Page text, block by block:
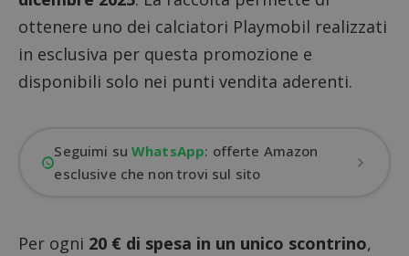
ottenere uno dei calciatori Playmobil realizzati
in esclusiva per questa promozione e
disponibili solo nei punti vendita aderenti.
Seguimi suWhatsApp: offerte Amazon
esclusive che non trovi sul sito
Per ogni 20 € di spesa in un unico scontrino,